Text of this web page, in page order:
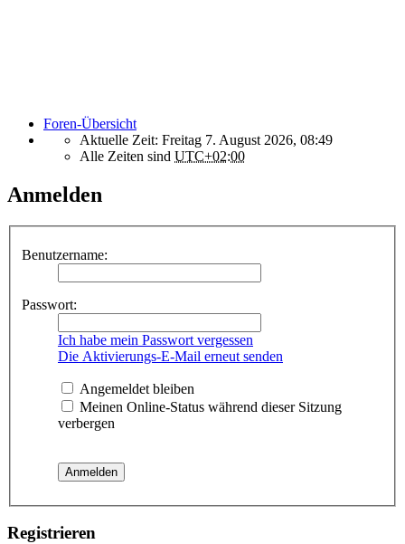
Foren-Übersicht
Aktuelle Zeit: Freitag 7. August 2026, 08:49
Alle Zeiten sind UTC+02:00
Anmelden
Benutzername:
Passwort:
Ich habe mein Passwort vergessen
Die Aktivierungs-E-Mail erneut senden
Angemeldet bleiben
Meinen Online-Status während dieser Sitzung
verbergen
Registrieren